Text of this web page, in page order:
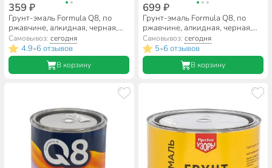
359 ₽
Грунт-эмаль Formula Q8, по
ржавчине, алкидная, черная,
0.8 кг
Самовывоз:сегодня
4.9•6 отзывов
В корзину
699 ₽
Грунт-эмаль Formula Q8, по
ржавчине, алкидная, черная,
1.8 кг
Самовывоз: сегодня
5•6 отзывов
В корзину